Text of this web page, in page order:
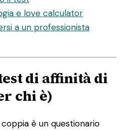
e love calculator
a un professionista
di affinità di
chi è)
è un questionario